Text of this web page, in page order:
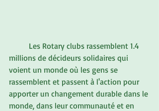
millions de décideurs solidaires qui
voient un monde où les gens se
rassemblent et passent à l'action pour
apporter un changement durable dans le
monde, dans leur communauté et en